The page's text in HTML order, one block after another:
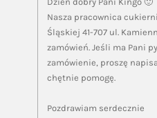
Nasza pracownica
Śląskiej 41-707 ul.
zamówień. Jeśli ma Pani
zamówienie, proszę
chętnie pomogę.
Pozdrawiam serdecznie